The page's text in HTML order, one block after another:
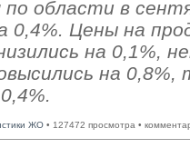
области в
0,4%. Цены на
на 0,1%,
на
ЖО • 127472 просмотра •